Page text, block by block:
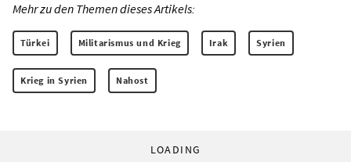
Mehr zu den Themen dieses Artikels:
Türkei Militarismus und Krieg Irak Syrien
Krieg in Syrien Nahost
LOADING